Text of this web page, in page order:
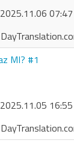
2025.11.06 07:47
MI? #1
2025.11.05 16:55